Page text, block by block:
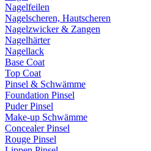
Nagelfeilen
Nagelscheren, Hautscheren
Nagelzwicker & Zangen
Nagelhärter
Nagellack
Base Coat
Top Coat
Pinsel & Schwämme
Foundation Pinsel
Puder Pinsel
Make-up Schwämme
Concealer Pinsel
Rouge Pinsel